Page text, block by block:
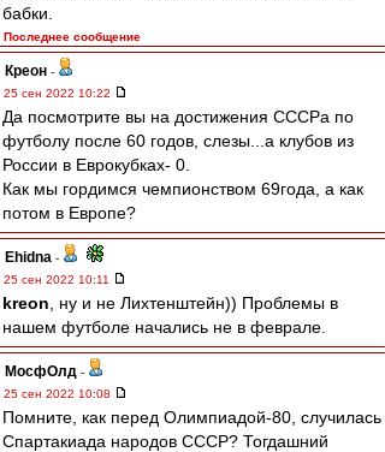
бабки.
Последнее сообщение
Креон -
25 сен 2022 10:22
Да посмотрите вы на достижения СССРа по
футболу после 60 годов, слезы...а клубов из
России в Еврокубках- 0.
Как мы гордимся чемпионством 69года, а как
потом в Европе?
Ehidna -
25 сен 2022 10:11
kreon , ну и не Лихтенштейн)) Проблемы в
нашем футболе начались не в феврале.
МосфОлд -
25 сен 2022 10:08
Помните, как перед Олимпиадой-80, случилась
Спартакиада народов СССР? Тогдашний